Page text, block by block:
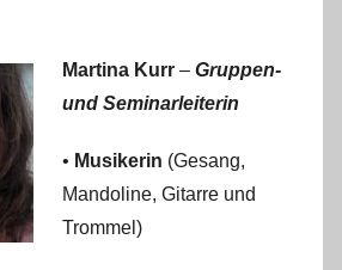
Martina Kurr – Gruppen-
und Seminarleiterin
• Musikerin (Gesang,
Mandoline, Gitarre und
Trommel)